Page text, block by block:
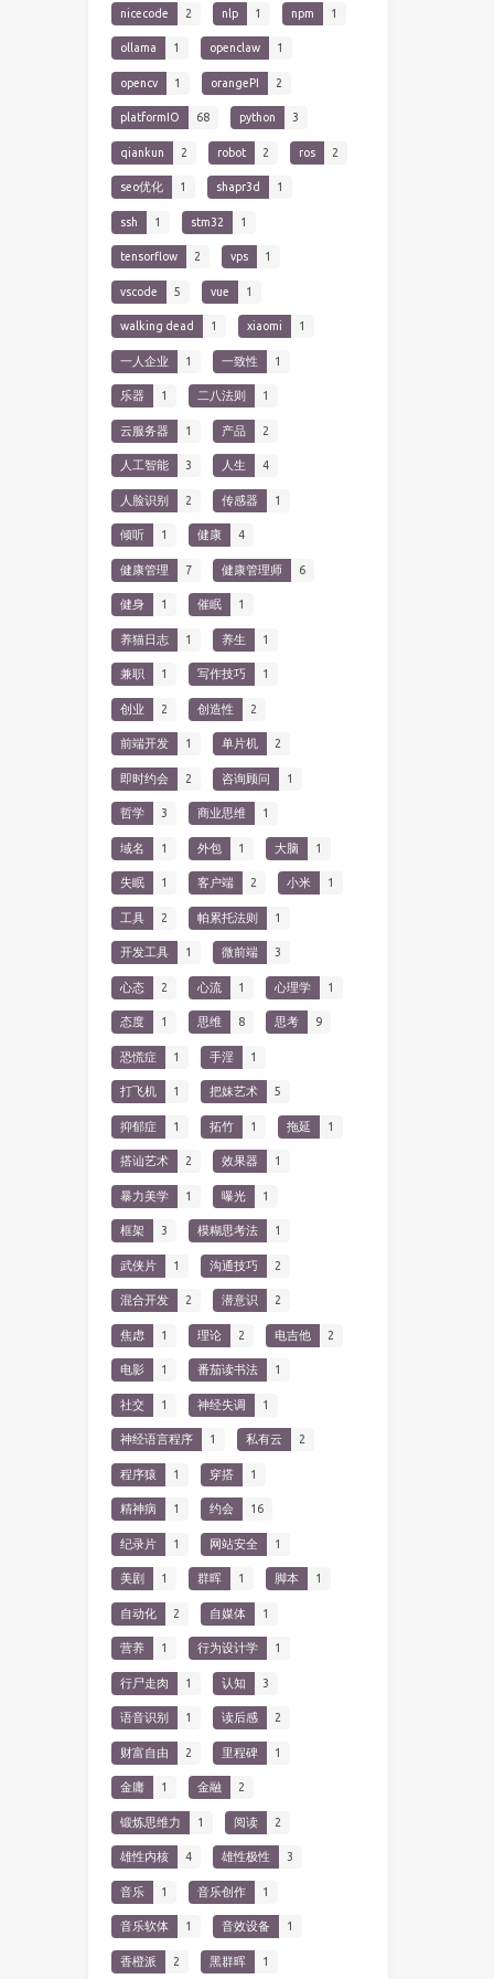
nicecode 2 nlp 1 npm 1
ollama 1 openclaw 1
opencv 1 orangePI 2
platformIO 68 python 3
qiankun 2 robot 2 ros 2
seo优化 1 shapr3d 1
ssh 1 stm32 1
tensorflow 2 vps 1
vscode 5 vue 1
walking dead 1 xiaomi 1
一人企业 1 一致性 1
乐器 1 二八法则 1
云服务器 1 产品 2
人工智能 3 人生 4
人脸识别 2 传感器 1
倾听 1 健康 4
健康管理 7 健康管理师 6
健身 1 催眠 1
养猫日志 1 养生 1
兼职 1 写作技巧 1
创业 2 创造性 2
前端开发 1 单片机 2
即时约会 2 咨询顾问 1
哲学 3 商业思维 1
域名 1 外包 1 大脑 1
失眠 1 客户端 2 小米 1
工具 2 帕累托法则 1
开发工具 1 微前端 3
心态 2 心流 1 心理学 1
态度 1 思维 8 思考 9
恐慌症 1 手淫 1
打飞机 1 把妹艺术 5
抑郁症 1 拓竹 1 拖延 1
搭讪艺术 2 效果器 1
暴力美学 1 曝光 1
框架 3 模糊思考法 1
武侠片 1 沟通技巧 2
混合开发 2 潜意识 2
焦虑 1 理论 2 电吉他 2
电影 1 番茄读书法 1
社交 1 神经失调 1
神经语言程序 1 私有云 2
程序猿 1 穿搭 1
精神病 1 约会 16
纪录片 1 网站安全 1
美剧 1 群晖 1 脚本 1
自动化 2 自媒体 1
营养 1 行为设计学 1
行尸走肉 1 认知 3
语音识别 1 读后感 2
财富自由 2 里程碑 1
金庸 1 金融 2
锻炼思维力 1 阅读 2
雄性内核 4 雄性极性 3
音乐 1 音乐创作 1
音乐软体 1 音效设备 1
香橙派 2 黑群晖 1